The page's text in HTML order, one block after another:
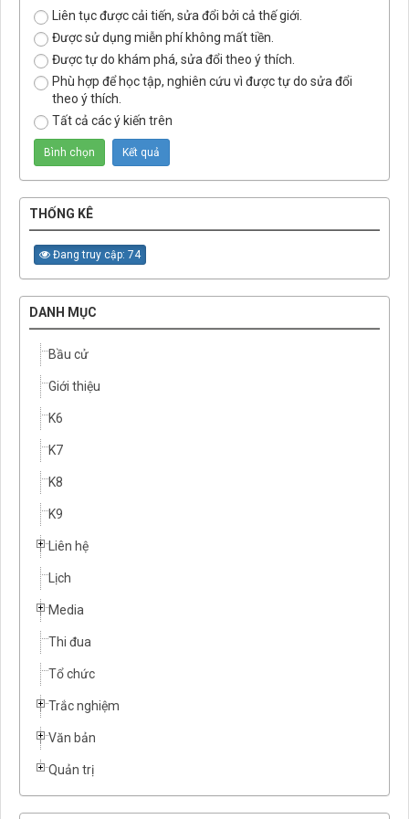
Liên tục được cải tiến, sửa đổi bởi cả thế giới.
Được sử dụng miễn phí không mất tiền.
Được tự do khám phá, sửa đổi theo ý thích.
Phù hợp để học tập, nghiên cứu vì được tự do sửa đổi
theo ý thích.
Tất cả các ý kiến trên
THỐNG KÊ
Đang truy cập: 74
DANH MỤC
Bầu cử
Giới thiệu
K6
K7
K8
K9
Liên hệ
Lịch
Media
Thi đua
Tổ chức
Trắc nghiệm
Văn bản
Quản trị